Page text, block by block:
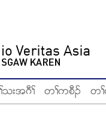
သးအဂီႈ တႈကစီဥ တႈ